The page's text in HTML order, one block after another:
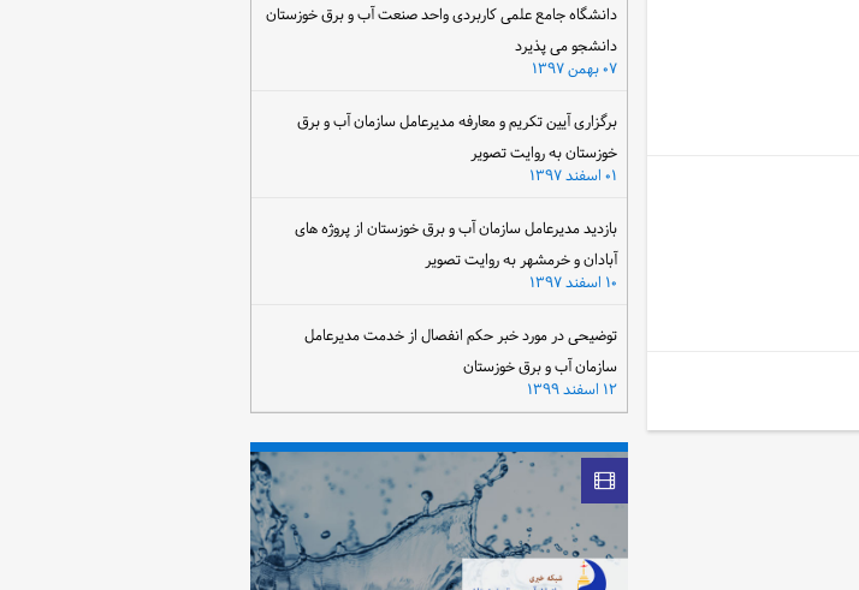
دانشگاه جامع علمی کاربردی واحد صنعت آب و برق خوزستان
دانشجو می پذیرد
۰۷ بهمن ۱۳۹۷
برگزاری آیین تکریم و معارفه مدیرعامل سازمان آب و برق
خوزستان به روایت تصویر
۰۱ اسفند ۱۳۹۷
بازدید مدیرعامل سازمان آب و برق خوزستان از پروژه های
آبادان و خرمشهر به روایت تصویر
۱۰ اسفند ۱۳۹۷
توضیحی در مورد خبر حکم انفصال از خدمت مدیرعامل
سازمان آب و برق خوزستان
۱۲ اسفند ۱۳۹۹